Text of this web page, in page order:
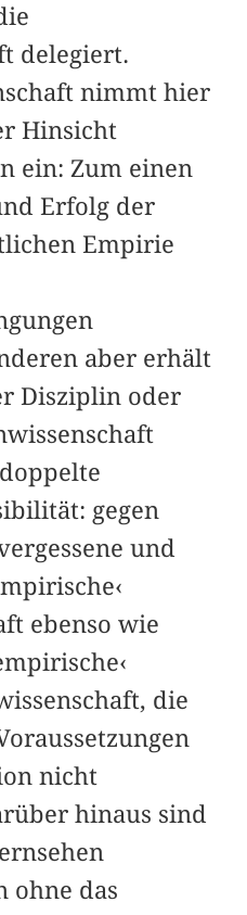
delegiert.
nimmt hier
Hinsicht
ein: Zum einen
Erfolg der
Empirie
aber erhält
Disziplin oder
gegen
und
ebenso wie
die
nicht
hinaus sind
ohne das